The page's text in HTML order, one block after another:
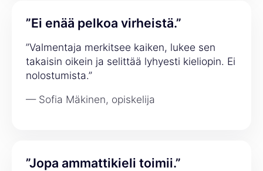
”Ei enää pelkoa virheistä.”
”Valmentaja merkitsee kaiken, lukee sen
takaisin oikein ja selittää lyhyesti kieliopin. Ei
nolostumista.”
— Sofia Mäkinen, opiskelija
”Jopa ammattikieli toimii.”